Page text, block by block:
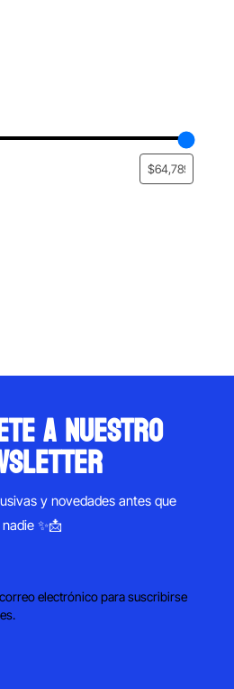
a nuestro
y novedades antes que
nadie ✨📩
electrónico para suscribirse